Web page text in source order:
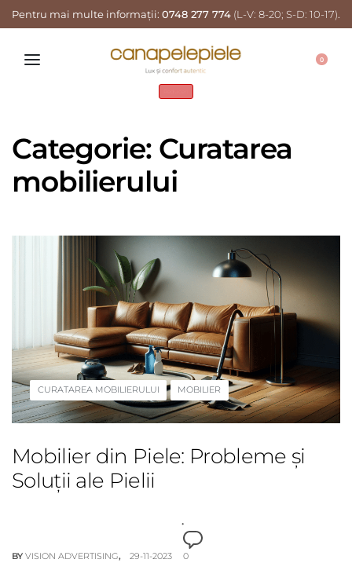
Pentru mai multe informații: 0748 277 774 (L-V: 8-20; S-D: 10-17).
0
Categorie: Curatarea
mobilierului
CURATAREA MOBILIERULUI MOBILIER
Mobilier din Piele: Probleme și
Soluții ale Pielii
BY VISION ADVERTISING 29-11-2023 0